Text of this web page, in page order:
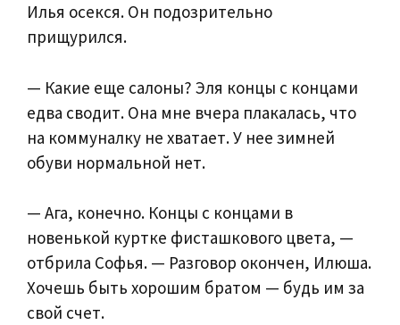
Илья осекся. Он подозрительно
прищурился.
— Какие еще салоны? Эля концы с концами
едва сводит. Она мне вчера плакалась, что
на коммуналку не хватает. У нее зимней
обуви нормальной нет.
— Ага, конечно. Концы с концами в
новенькой куртке фисташкового цвета, —
отбрила Софья. — Разговор окончен, Илюша.
Хочешь быть хорошим братом — будь им за
свой счет.